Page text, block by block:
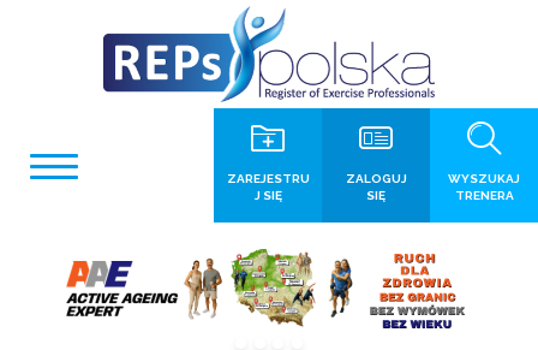
WYSZUKAJ
TRENERA
ZALOGUJ
SIĘ
ZAREJESTRU
J SIĘ